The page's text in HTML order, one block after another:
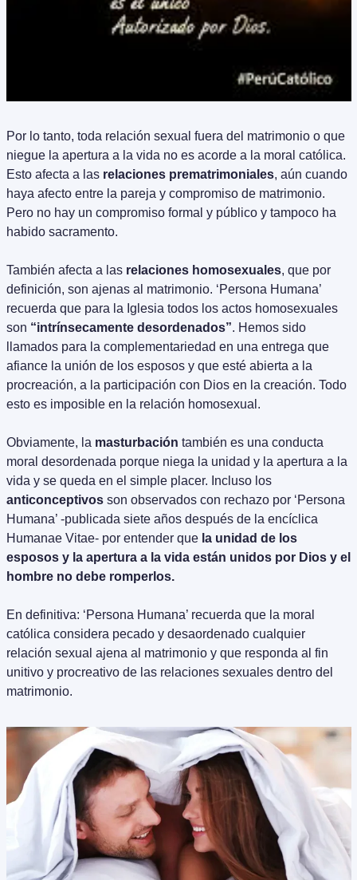
Por lo tanto, toda relación sexual fuera del matrimonio o que
niegue la apertura a la vida no es acorde a la moral católica.
Esto afecta a las relaciones prematrimoniales, aún cuando
haya afecto entre la pareja y compromiso de matrimonio.
Pero no hay un compromiso formal y público y tampoco ha
habido sacramento.
También afecta a las relaciones homosexuales, que por
definición, son ajenas al matrimonio. ‘Persona Humana’
recuerda que para la Iglesia todos los actos homosexuales
son “intrínsecamente desordenados”. Hemos sido
llamados para la complementariedad en una entrega que
afiance la unión de los esposos y que esté abierta a la
procreación, a la participación con Dios en la creación. Todo
esto es imposible en la relación homosexual.
Obviamente, la masturbación también es una conducta
moral desordenada porque niega la unidad y la apertura a la
vida y se queda en el simple placer. Incluso los
anticonceptivos son observados con rechazo por ‘Persona
Humana’ -publicada siete años después de la encíclica
Humanae Vitae- por entender que la unidad de los
esposos y la apertura a la vida están unidos por Dios y el
hombre no debe romperlos.
En definitiva: ‘Persona Humana’ recuerda que la moral
católica considera pecado y desaordenado cualquier
relación sexual ajena al matrimonio y que responda al fin
unitivo y procreativo de las relaciones sexuales dentro del
matrimonio.